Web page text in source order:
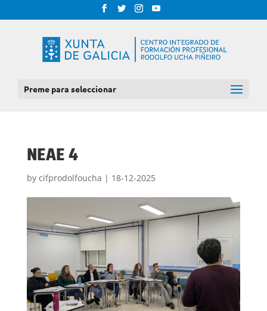
Preme para seleccionar
NEAE 4
by cifprodolfoucha | 18-12-2025